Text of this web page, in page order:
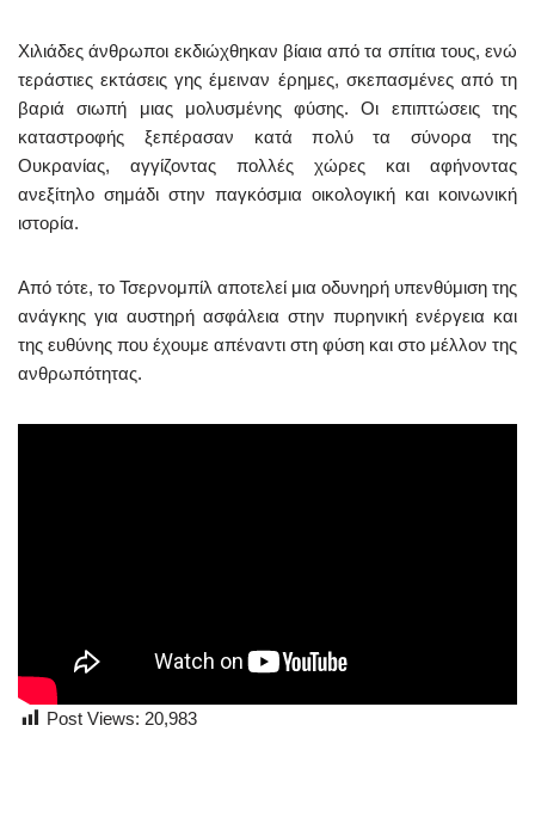
Χιλιάδες άνθρωποι εκδιώχθηκαν βίαια από τα σπίτια τους, ενώ
τεράστιες εκτάσεις γης έμειναν έρημες, σκεπασμένες από τη
βαριά σιωπή μιας μολυσμένης φύσης. Οι επιπτώσεις της
καταστροφής ξεπέρασαν κατά πολύ τα σύνορα της
Ουκρανίας, αγγίζοντας πολλές χώρες και αφήνοντας
ανεξίτηλο σημάδι στην παγκόσμια οικολογική και κοινωνική
ιστορία.
Από τότε, το Τσερνομπίλ αποτελεί μια οδυνηρή υπενθύμιση της
ανάγκης για αυστηρή ασφάλεια στην πυρηνική ενέργεια και
της ευθύνης που έχουμε απέναντι στη φύση και στο μέλλον της
ανθρωπότητας.
Post Views: 20,983